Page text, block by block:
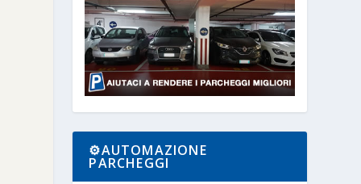
⚙️AUTOMAZIONE
PARCHEGGI